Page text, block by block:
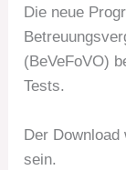
Die neue
(BeVeFoVO)
Tests.
Der
sein.